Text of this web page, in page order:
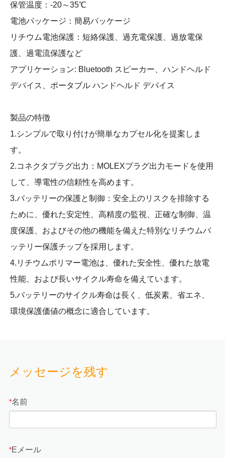
保管温度：-20～35℃
電池パッケージ：簡易パッケージ
リチウム電池保護：短絡保護、過充電保護、過放電保
護、過電流保護など
アプリケーション: Bluetooth スピーカー、ハンドヘルド
デバイス、ポータブル ハンドヘルド デバイス
製品の特徴
1.シンプルで取り付けが簡単なカプセル化を提案しま
す。
2.コネクタプラグ出力：MOLEXプラグ出力モードを使用
して、導電性の信頼性を高めます。
3.バッテリーの保護と制御：安全上のリスクを排除する
ために、優れた安定性、高精度の監視、正確な制御、温
度保護、およびその他の機能を備えた特別なリチウムバ
ッテリー保護チップを採用します。
4.リチウムポリマー電池は、優れた安全性、優れた放電
性能、および長いサイクル寿命を備えています。
5.バッテリーのサイクル寿命は長く、低炭素、省エネ、
環境保護価値の概念に適合しています。
メッセージを残す
*名前
*Eメール